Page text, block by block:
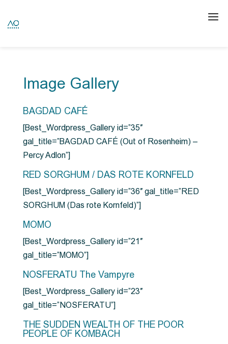
Image Gallery
BAGDAD CAFÉ
[Best_Wordpress_Gallery id=”35″
gal_title=”BAGDAD CAFÉ (Out of Rosenheim) –
Percy Adlon”]
RED SORGHUM / DAS ROTE KORNFELD
[Best_Wordpress_Gallery id=”36″ gal_title=”RED
SORGHUM (Das rote Kornfeld)”]
MOMO
[Best_Wordpress_Gallery id=”21″
gal_title=”MOMO”]
NOSFERATU The Vampyre
[Best_Wordpress_Gallery id=”23″
gal_title=”NOSFERATU”]
THE SUDDEN WEALTH OF THE POOR
PEOPLE OF KOMBACH